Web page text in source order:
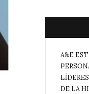
A&E
DE LA